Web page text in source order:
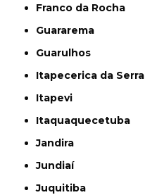
Franco da Rocha
Guararema
Guarulhos
Itapecerica da Serra
Itapevi
Itaquaquecetuba
Jandira
Jundiaí
Juquitiba